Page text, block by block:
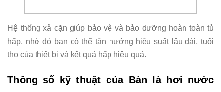
Hệ thống xả cặn giúp bảo vệ và bảo dưỡng hoàn toàn tủ
hấp, nhờ đó bạn có thể tận hưởng hiệu suất lâu dài, tuổi
thọ của thiết bị và kết quả hấp hiệu quả.
Thông số kỹ thuật của Bàn là hơi nước